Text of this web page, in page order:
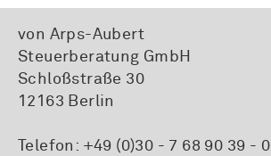
von Arps-Aubert
Steuerberatung GmbH
Schloßstraße 30
12163 Berlin
Telefon: +49 (0)30 - 7 68 90 39 - 0